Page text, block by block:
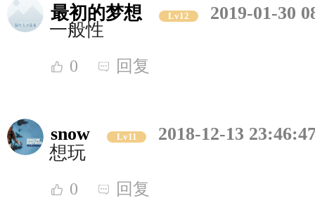
最初的梦想 Lv12
2019-01-30
一般性
0 回复
snow Lv11
2018-12-13
想玩
0 回复